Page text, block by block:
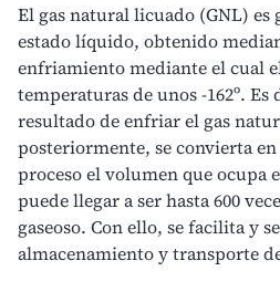
El gas natural licuado (GNL) es
estado líquido, obtenido
enfriamiento mediante el cual
temperaturas de unos -162º. Es
resultado de enfriar el gas
posteriormente, se convierta
proceso el volumen que ocupa
puede llegar a ser hasta 600
gaseoso. Con ello, se facilita y
almacenamiento y transporte